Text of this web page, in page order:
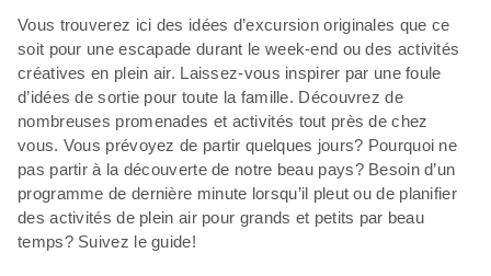
Vous trouverez ici des idées d’excursion originales que ce
soit pour une escapade durant le week-end ou des activités
créatives en plein air. Laissez-vous inspirer par une foule
d’idées de sortie pour toute la famille. Découvrez de
nombreuses promenades et activités tout près de chez
vous. Vous prévoyez de partir quelques jours? Pourquoi ne
pas partir à la découverte de notre beau pays? Besoin d’un
programme de dernière minute lorsqu’il pleut ou de planifier
des activités de plein air pour grands et petits par beau
temps? Suivez le guide!